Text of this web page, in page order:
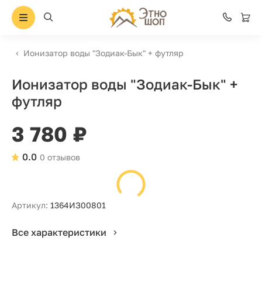
Ионизатор воды "Зодиак-Бык" + футляр
Ионизатор воды "Зодиак-Бык" +
футляр
3 780 ₽
0 отзывов
0.0
Артикул: 1364ИЗ00801
Все характеристики